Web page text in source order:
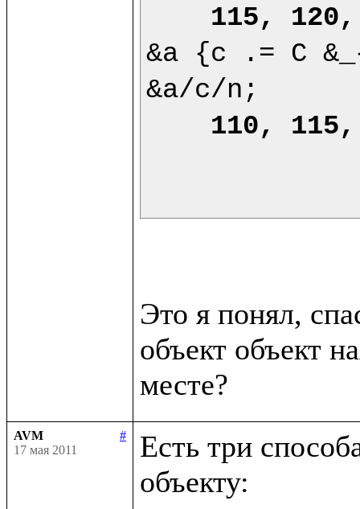
115,
&a {c .= C
&a/c/n;
110,
Это я понял,
объект объект
AVM
#
17 мая 2011
Есть три
объекту: